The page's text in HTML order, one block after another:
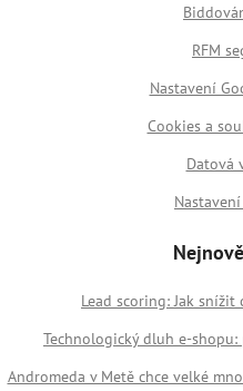
RFM
Nastavení
Cookies a
Datová
Lead scoring: Jak snížit
Technologický dluh e-
Andromeda v Metě chce velké